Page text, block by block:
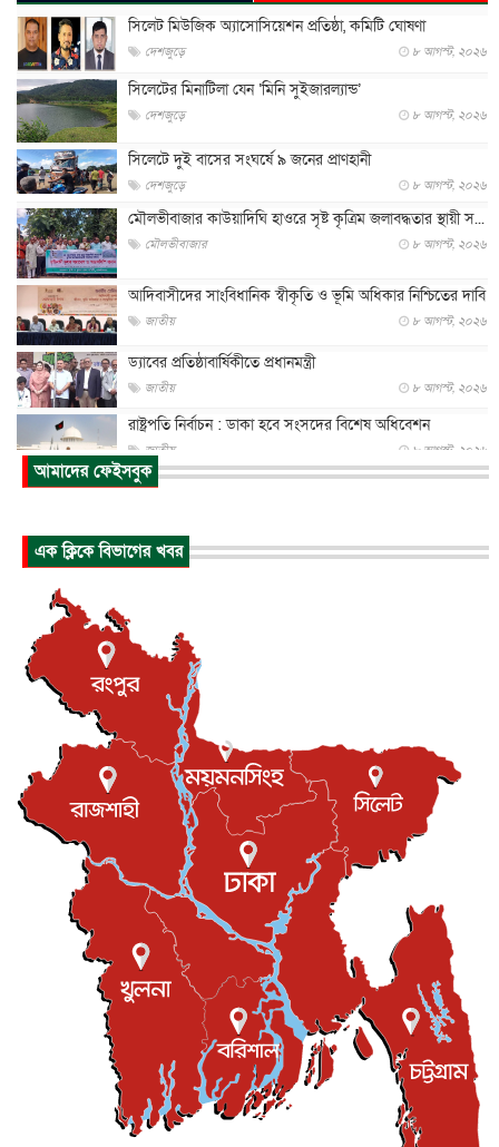
সিলেট মিউজিক অ্যাসোসিয়েশন প্রতিষ্ঠা, কমিটি ঘোষণা
দেশজুড়ে ৮ আগস্ট, ২০২৬
সিলেটের মিনাটিলা যেন ‘মিনি সুইজারল্যান্ড’
দেশজুড়ে ৮ আগস্ট, ২০২৬
সিলেটে দুই বাসের সংঘর্ষে ৯ জনের প্রাণহানী
দেশজুড়ে ৮ আগস্ট, ২০২৬
মৌলভীবাজার কাউয়াদিঘি হাওরে সৃষ্ট কৃত্রিম জলাবদ্ধতার স্থায়ী স...
মৌলভীবাজার ৮ আগস্ট, ২০২৬
আদিবাসীদের সাংবিধানিক স্বীকৃতি ও ভূমি অধিকার নিশ্চিতের দাবি
জাতীয় ৮ আগস্ট, ২০২৬
ড্যাবের প্রতিষ্ঠাবার্ষিকীতে প্রধানমন্ত্রী
জাতীয় ৮ আগস্ট, ২০২৬
রাষ্ট্রপতি নির্বাচন : ডাকা হবে সংসদের বিশেষ অধিবেশন
জাতীয় ৮ আগস্ট, ২০২৬
প্রধানমন্ত্রীর সঙ্গে সাক্ষাতে খুদে শিল্পী অনুশ্রী রায়ের স্বপ...
পাকিস্তান-তুরস্কের সঙ্গে প্রতিরক্ষা চুক্তি সৌদি আরবকে কতটা ন...
যুক্তরাজ্যে গ্রুমিং কেলেঙ্কারি : পাকিস্তানির অপরাধে অস্বস্তি...
আন্তর্জাতিক
বিরোধ কাটিয়ে কূটনৈতিক সম্পর্ক পুনঃস্থাপন করছে মেক্সিকো ও
আন্তর্জাতিক
এবার ওটিটিতে মুক্তি পেল ‘মালিক’
বিনোদন ৮ আগস্ট, ২০২৬
রিয়ালকে ‘না’ বলা রদ্রির জন্য বার্সার কাছে কত চাইল ম্যানসিটি
খেলাধুলা
শিল্পকলায় চলচ্চিত্র উৎসব, বিনা মূল্যে দেখা যাবে ৬ সিনেমা
বিনোদন ৮ আগস্ট, ২০২৬
ইস্ট লন্ডন মসজিদের জুমার খুতবা : “কুরআন হোক জীবন দেখার
লেন্স...
ইসলাম ও জীবন ৭ আগস্ট, ২০২৬
সিলেটের কন্যা মোহিনী রশিদ এনওয়াইপিডির উচ্চপদস্থ কর্মকর্তা
দেশজুড়ে ৬ আগস্ট, ২০২৬
আজ থেকে সবার জন্য উন্মুক্ত জুলাই স্মৃতি জাদুঘর
আমাদের ফেইসবুক
এক ক্লিকে বিভাগের খবর